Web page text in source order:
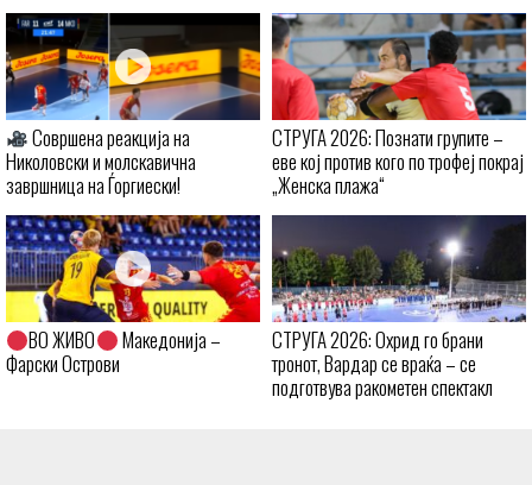
Совршена реакција на
Николовски и молскавична
завршница на Ѓоргиески!
СТРУГА 2026: Познати групите –
еве кој против кого по трофеј покрај
„Женска плажа“
ВО ЖИВО
Македонија –
Фарски Острови
СТРУГА 2026: Охрид го брани
тронот, Вардар се враќа – се
подготвува ракометен спектакл